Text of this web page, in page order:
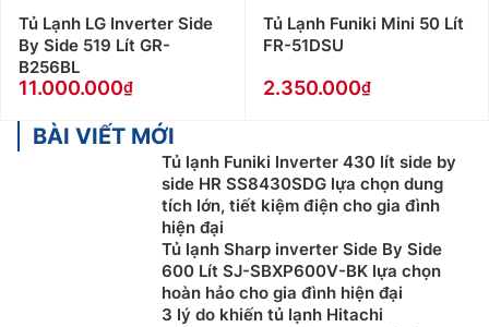
Tủ Lạnh LG Inverter Side
By Side 519 Lít GR-
B256BL
11.000.000
Tủ Lạnh Funiki Mini 50 Lít
FR-51DSU
2.350.000
BÀI VIẾT MỚI
Tủ lạnh Funiki lnverter 430 lít side by
side HR SS8430SDG lựa chọn dung
tích lớn, tiết kiệm điện cho gia đình
hiện đại
Tủ lạnh Sharp inverter Side By Side
600 Lít SJ-SBXP600V-BK lựa chọn
hoàn hảo cho gia đình hiện đại
3 lý do khiến tủ lạnh Hitachi